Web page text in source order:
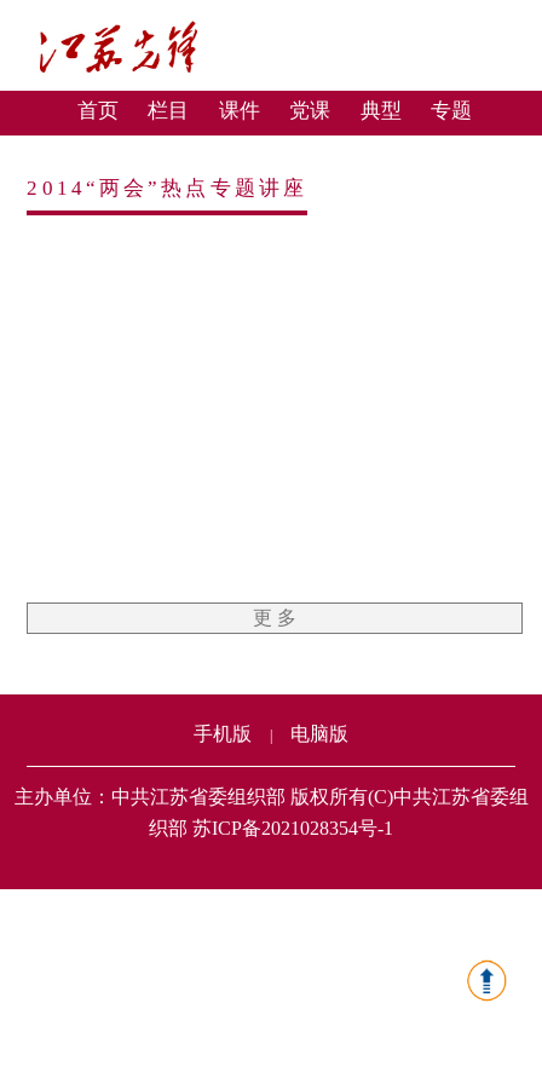
首页 栏目 课件 党课 典型 专题
2014“两会”热点专题讲座
更 多
手机版 电脑版
主办单位：中共江苏省委组织部 版权所有(C)中共江苏省委组
织部 苏ICP备2021028354号-1